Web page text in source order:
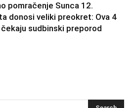
pomračenje Sunca 12.
donosi veliki preokret: Ova 4
čekaju sudbinski preporod